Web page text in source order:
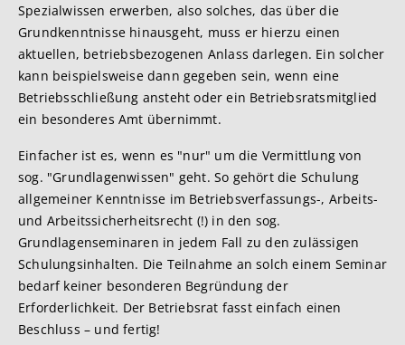
Spezialwissen erwerben, also solches, das über die
Grundkenntnisse hinausgeht, muss er hierzu einen
aktuellen, betriebsbezogenen Anlass darlegen. Ein solcher
kann beispielsweise dann gegeben sein, wenn eine
Betriebsschließung ansteht oder ein Betriebsratsmitglied
ein besonderes Amt übernimmt.
Einfacher ist es, wenn es "nur" um die Vermittlung von
sog. "Grundlagenwissen" geht. So gehört die Schulung
allgemeiner Kenntnisse im Betriebsverfassungs-, Arbeits-
und Arbeitssicherheitsrecht (!) in den sog.
Grundlagenseminaren in jedem Fall zu den zulässigen
Schulungsinhalten. Die Teilnahme an solch einem Seminar
bedarf keiner besonderen Begründung der
Erforderlichkeit. Der Betriebsrat fasst einfach einen
Beschluss – und fertig!